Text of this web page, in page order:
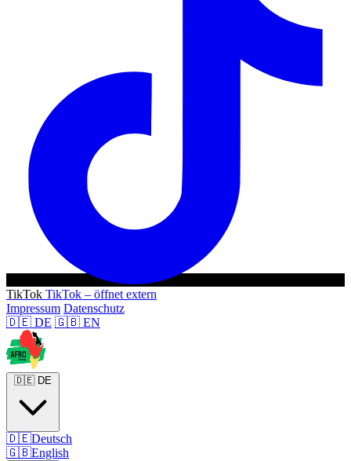
TikTok TikTok – öffnet extern
Impressum Datenschutz
🇩🇪 DE 🇬🇧 EN
🇩🇪 DE
🇩🇪Deutsch
🇬🇧English